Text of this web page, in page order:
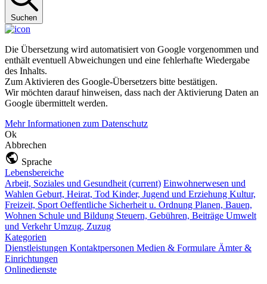
Suchen
Die Übersetzung wird automatisiert von Google vorgenommen und
enthält eventuell Abweichungen und eine fehlerhafte Wiedergabe
des Inhalts.
Zum Aktivieren des Google-Übersetzers bitte bestätigen.
Wir möchten darauf hinweisen, dass nach der Aktivierung Daten an
Google übermittelt werden.
Mehr Informationen zum Datenschutz
Ok
Abbrechen
Sprache
Lebensbereiche
Arbeit, Soziales und Gesundheit (current) Einwohnerwesen und
Wahlen Geburt, Heirat, Tod Kinder, Jugend und Erziehung Kultur,
Freizeit, Sport Oeffentliche Sicherheit u. Ordnung Planen, Bauen,
Wohnen Schule und Bildung Steuern, Gebühren, Beiträge Umwelt
und VerkehrUmzug, Zuzug
Kategorien
Dienstleistungen Kontaktpersonen Medien & Formulare Ämter &
Einrichtungen
Onlinedienste